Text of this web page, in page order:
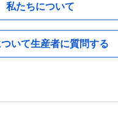
私たちについて
いて生産者に質問する